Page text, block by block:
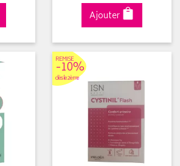
Ajouter
REMISE
-10%
dès le 2ème